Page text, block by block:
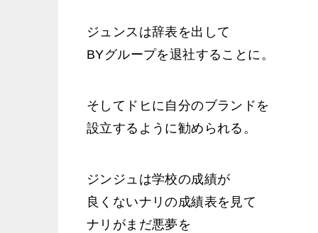
ジュンスは辞表を出して
BYグループを退社することに。
そしてドヒに自分のブランドを
設立するように勧められる。
ジンジュは学校の成績が
良くないナリの成績表を見て
ナリがまだ悪夢を